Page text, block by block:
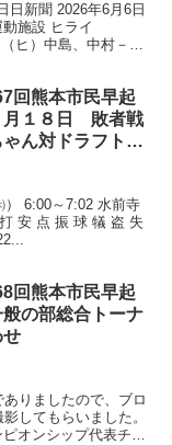
新聞 2026年6月6日
動施設 ヒライ
ヒ）中島、中村－田
回熊本市民早起
１８日 敗者戦
ん対ドラフト戦
） 6:00～7:02 水前寺
安 点 振 球 犠 盗 失
回熊本市民早起
の部総合トーナ
せ
りましたので、ブロ
してもらいました。
オンシップ代表チー